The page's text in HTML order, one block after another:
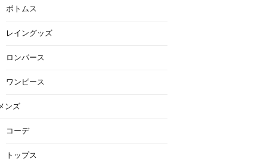
ボトムス
レイングッズ
ロンパース
ワンピース
ンズ
コーデ
トップス